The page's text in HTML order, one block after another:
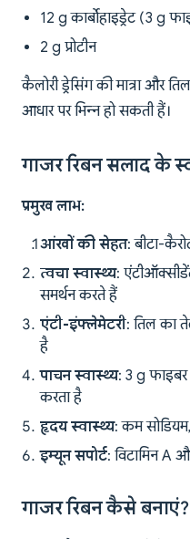
12 g कार्बोहाइड्रेट (3 g
2 g प्रोटीन
कैलोरी ड्रेसिंग की मात्रा और
आधार पर भिन्न हो सकती हैं।
गाजर रिबन सलाद के
प्रमुख लाभ:
आंखों की सेहत: बीटा-
त्वचा स्वास्थ्य:
समर्थन करते हैं
एंटी-इंफ्लेमेटरी: तिल का
है
पाचन स्वास्थ्य: 3 g
करता है
हृदय स्वास्थ्य: कम
इम्यून सपोर्ट: विटामिन A
गाजर रिबन कैसे बनाएं?